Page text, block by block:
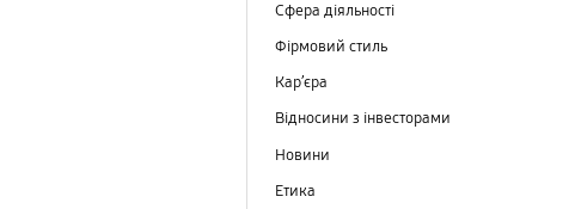
Сфера діяльності
Фірмовий стиль
Кар’єра
Відносини з інвесторами
Новини
Етика